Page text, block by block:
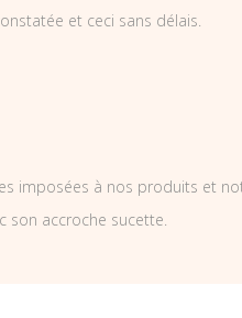
et ceci sans délais.
imposées à nos produits et
son accroche sucette.